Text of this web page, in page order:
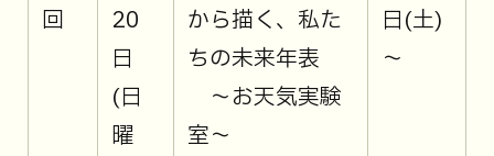
回
20
日
(日
曜
から描く、私た
ちの未来年表
～お天気実験
室～
日(土)
～